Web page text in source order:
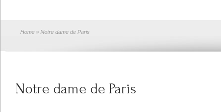
Home » Notre dame de Paris
Notre dame de Paris